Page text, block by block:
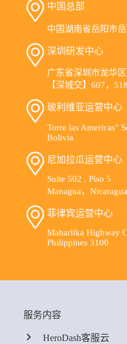
中国总部
中国湖南省岳阳市
深圳研发中心
广东省深圳市龙华
【深城交】607，
玻利维亚运营中心
Torre las Americas"
Bolivia
尼加拉瓜运营中心
Suite 502 , Piso 5
Managua，
菲律宾运营中心
Maharlika Highway
Philippines 3100
服务内容
HeroDash客服云